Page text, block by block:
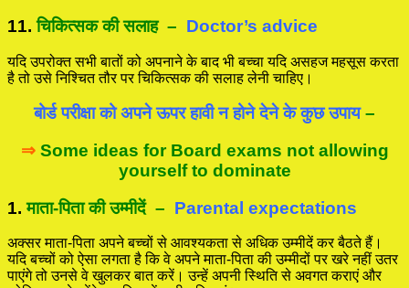
11.चिकित्सक की सलाह – Doctor’s advice
यदि उपरोक्त सभी बातों को अपनाने के बाद भी बच्चा यदि असहज महसूस करता
है तो उसे निश्चित तौर पर चिकित्सक की सलाह लेनी चाहिए।
बोर्ड परीक्षा को अपने ऊपर हावी न होने देने के कुछ उपाय–
⇒Some ideas for Board exams not allowing
yourself to dominate
1.माता-पिता की उम्मीदें – Parental expectations
अक्सर माता-पिता अपने बच्चों से आवश्यकता से अधिक उम्मीदें कर बैठते हैं।
यदि बच्चों को ऐसा लगता है कि वे अपने माता-पिता की उम्मीदों पर खरे नहीं उतर
पाएंगे तो उनसे वे खुलकर बात करें। उन्हें अपनी स्थिति से अवगत कराएं और